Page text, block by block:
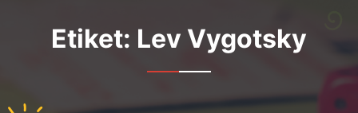
Etiket: Lev Vygotsky